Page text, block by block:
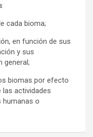
cada bioma;
en función de sus
y sus
general;
biomas por efecto
actividades
humanas o